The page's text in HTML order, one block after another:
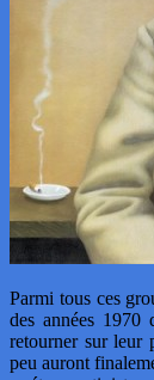
Parmi tous ces
des années 1970
retourner sur leur
peu auront